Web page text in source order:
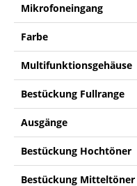
Mikrofoneingang
Farbe
Multifunktionsgehäuse
Bestückung Fullrange
Ausgänge
Bestückung Hochtöner
Bestückung Mitteltöner